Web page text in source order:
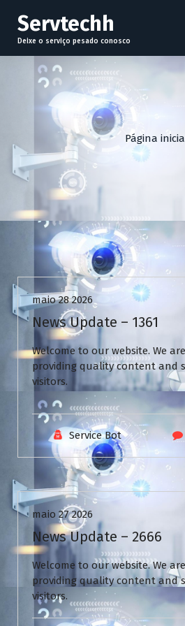
a
e
Servtechh
Deixe o serviço pesado conosco
Página
Uncategorized
maio 28 2026
News Update – 1361
Welcome to our website. We
providing quality content and
visitors.
Service Bot
Uncategorized
maio 27 2026
News Update – 2666
Welcome to our website. We
providing quality content and
visitors.
V